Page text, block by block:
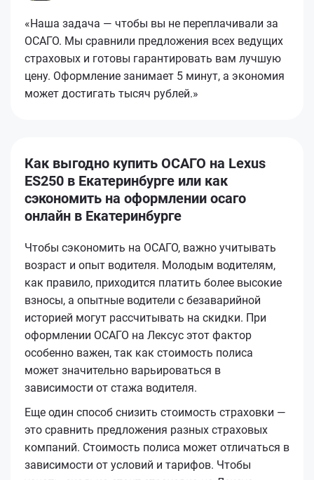
«Наша задача — чтобы вы не переплачивали за
ОСАГО. Мы сравнили предложения всех ведущих
страховых и готовы гарантировать вам лучшую
цену. Оформление занимает 5 минут, а экономия
может достигать тысяч рублей.»
Как выгодно купить ОСАГО на Lexus
ES250 в Екатеринбурге или как
сэкономить на оформлении осаго
онлайн в Екатеринбурге
Чтобы сэкономить на ОСАГО, важно учитывать
возраст и опыт водителя. Молодым водителям,
как правило, приходится платить более высокие
взносы, а опытные водители с безаварийной
историей могут рассчитывать на скидки. При
оформлении ОСАГО на Лексус этот фактор
особенно важен, так как стоимость полиса
может значительно варьироваться в
зависимости от стажа водителя.
Еще один способ снизить стоимость страховки —
это сравнить предложения разных страховых
компаний. Стоимость полиса может отличаться в
зависимости от условий и тарифов. Чтобы